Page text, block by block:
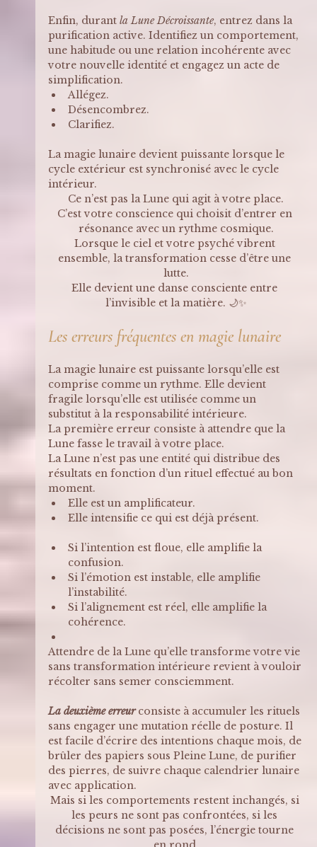
Enfin, durant la Lune Décroissante, entrez dans la
purification active. Identifiez un comportement,
une habitude ou une relation incohérente avec
votre nouvelle identité et engagez un acte de
simplification.
Allégez.
Désencombrez.
Clarifiez.
La magie lunaire devient puissante lorsque le
cycle extérieur est synchronisé avec le cycle
intérieur.
Ce n’est pas la Lune qui agit à votre place.
C’est votre conscience qui choisit d’entrer en
résonance avec un rythme cosmique.
Lorsque le ciel et votre psyché vibrent
ensemble, la transformation cesse d’être une
lutte.
Elle devient une danse consciente entre
l’invisible et la matière. 🌙✨
Les erreurs fréquentes en magie lunaire
La magie lunaire est puissante lorsqu’elle est
comprise comme un rythme. Elle devient
fragile lorsqu’elle est utilisée comme un
substitut à la responsabilité intérieure.
La première erreur consiste à attendre que la
Lune fasse le travail à votre place.
La Lune n’est pas une entité qui distribue des
résultats en fonction d’un rituel effectué au bon
moment.
Elle est un amplificateur.
Elle intensifie ce qui est déjà présent.
Si l’intention est floue, elle amplifie la
confusion.
Si l’émotion est instable, elle amplifie
l’instabilité.
Si l’alignement est réel, elle amplifie la
cohérence.
Attendre de la Lune qu’elle transforme votre vie
sans transformation intérieure revient à vouloir
récolter sans semer consciemment.
La deuxième erreur consiste à accumuler les rituels
sans engager une mutation réelle de posture. Il
est facile d’écrire des intentions chaque mois, de
brûler des papiers sous Pleine Lune, de purifier
des pierres, de suivre chaque calendrier lunaire
avec application.
Mais si les comportements restent inchangés, si
les peurs ne sont pas confrontées, si les
décisions ne sont pas posées, l’énergie tourne